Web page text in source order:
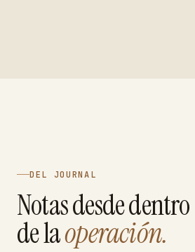
DEL JOURNAL
Notas desde dentro
de laoperación.